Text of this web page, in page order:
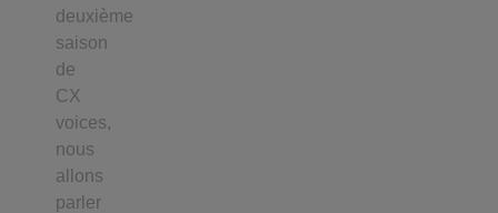
deuxième
saison
de
CX
voices,
nous
allons
parler